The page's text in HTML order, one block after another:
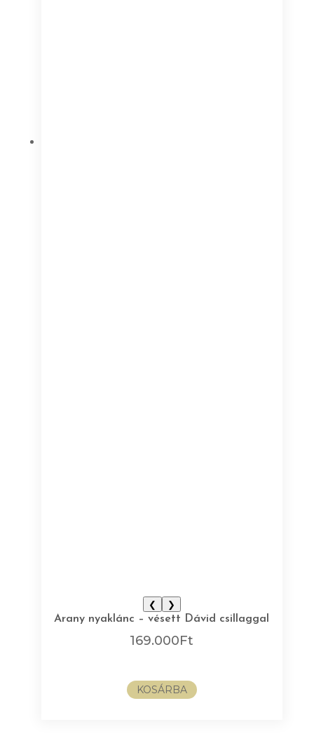
❮
❯
Arany nyaklánc – vésett Dávid csillaggal
169.000Ft
KOSÁRBA